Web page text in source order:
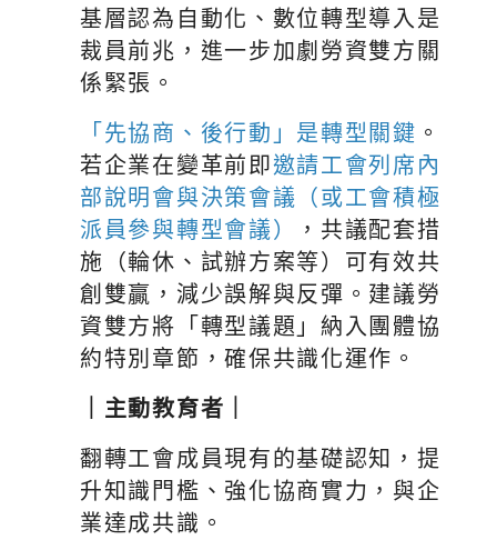
基層認為自動化、數位轉型導入是
裁員前兆，進一步加劇勞資雙方關
係緊張。
「先協商、後行動」是轉型關鍵 。
若企業在變革前即邀請工會列席內
部說明會與決策會議（或工會積極
派員參與轉型會議）
，共議配套措
施（輪休、試辦方案等）可有效共
創雙贏，減少誤解與反彈。建議勞
資雙方將「轉型議題」納入團體協
約特別章節，確保共識化運作。
｜主動教育者｜
翻轉工會成員現有的基礎認知，提
升知識門檻、強化協商實力，與企
業達成共識。